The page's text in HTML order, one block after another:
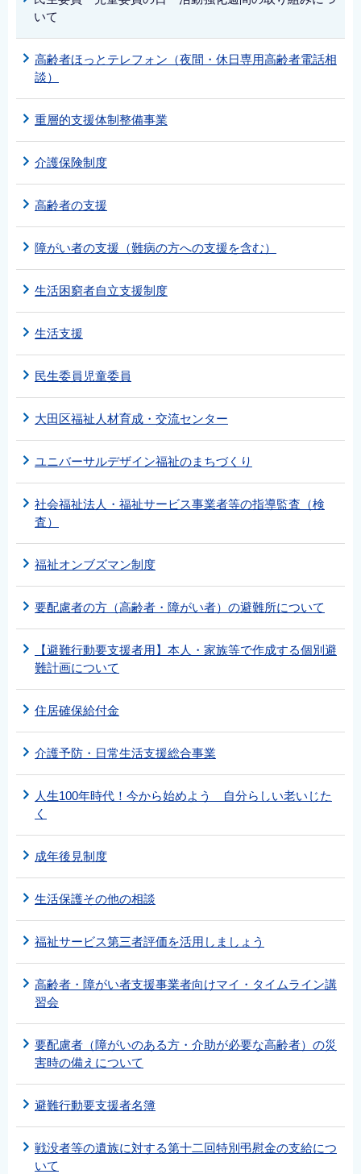
いて
高齢者ほっとテレフォン（夜間・休日専用高齢者電話相
談）
重層的支援体制整備事業
介護保険制度
高齢者の支援
障がい者の支援（難病の方への支援を含む）
生活困窮者自立支援制度
生活支援
民生委員児童委員
大田区福祉人材育成・交流センター
ユニバーサルデザイン福祉のまちづくり
社会福祉法人・福祉サービス事業者等の指導監査（検
査）
福祉オンブズマン制度
要配慮者の方（高齢者・障がい者）の避難所について
【避難行動要支援者用】本人・家族等で作成する個別避
難計画について
住居確保給付金
介護予防・日常生活支援総合事業
人生100年時代！今から始めよう 自分らしい老いじた
く
成年後見制度
生活保護その他の相談
福祉サービス第三者評価を活用しましょう
高齢者・障がい者支援事業者向けマイ・タイムライン講
習会
要配慮者（障がいのある方・介助が必要な高齢者）の災
害時の備えについて
避難行動要支援者名簿
戦没者等の遺族に対する第十二回特別弔慰金の支給につ
いて